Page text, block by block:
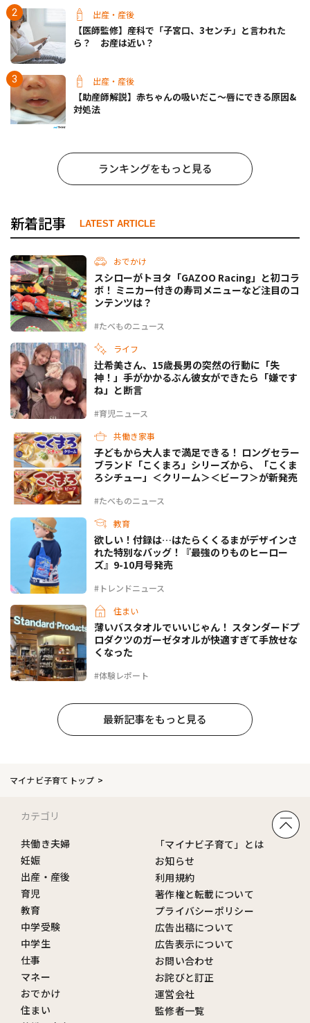
出産・産後
【医師監修】産科で「子宮口、3センチ」と言われた
ら？ お産は近い？
出産・産後
【助産師解説】赤ちゃんの吸いだこ〜唇にできる原因&
対処法
ランキングをもっと見る
新着記事 LATEST ARTICLE
おでかけ
#たべものニュース
スシローがトヨタ「GAZOO Racing」と初コラ
ボ！ ミニカー付きの寿司メニューなど注目のコ
ンテンツは？
ライフ
#育児ニュース
辻希美さん、15歳長男の突然の行動に「失
神！」手がかかるぶん彼女ができたら「嫌です
ね」と断言
共働き家事
#たべものニュース
子どもから大人まで満足できる！ ロングセラー
ブランド「こくまろ」シリーズから、「こくま
ろシチュー」＜クリーム＞＜ビーフ＞が新発売
教育
#トレンドニュース
欲しい！付録は…はたらくくるまがデザインさ
れた特別なバッグ！『最強のりものヒーロー
ズ』9-10月号発売
住まい
#体験レポート
薄いバスタオルでいいじゃん！ スタンダードプ
ロダクツのガーゼタオルが快適すぎて手放せな
くなった
最新記事をもっと見る
マイナビ子育てトップ
カテゴリ
共働き夫婦
妊娠
出産・産後
育児
教育
中学受験
中学生
仕事
マネー
おでかけ
住まい
「マイナビ子育て」とは
お知らせ
利用規約
著作権と転載について
プライバシーポリシー
広告出稿について
広告表示について
お問い合わせ
お詫びと訂正
運営会社
監修者一覧